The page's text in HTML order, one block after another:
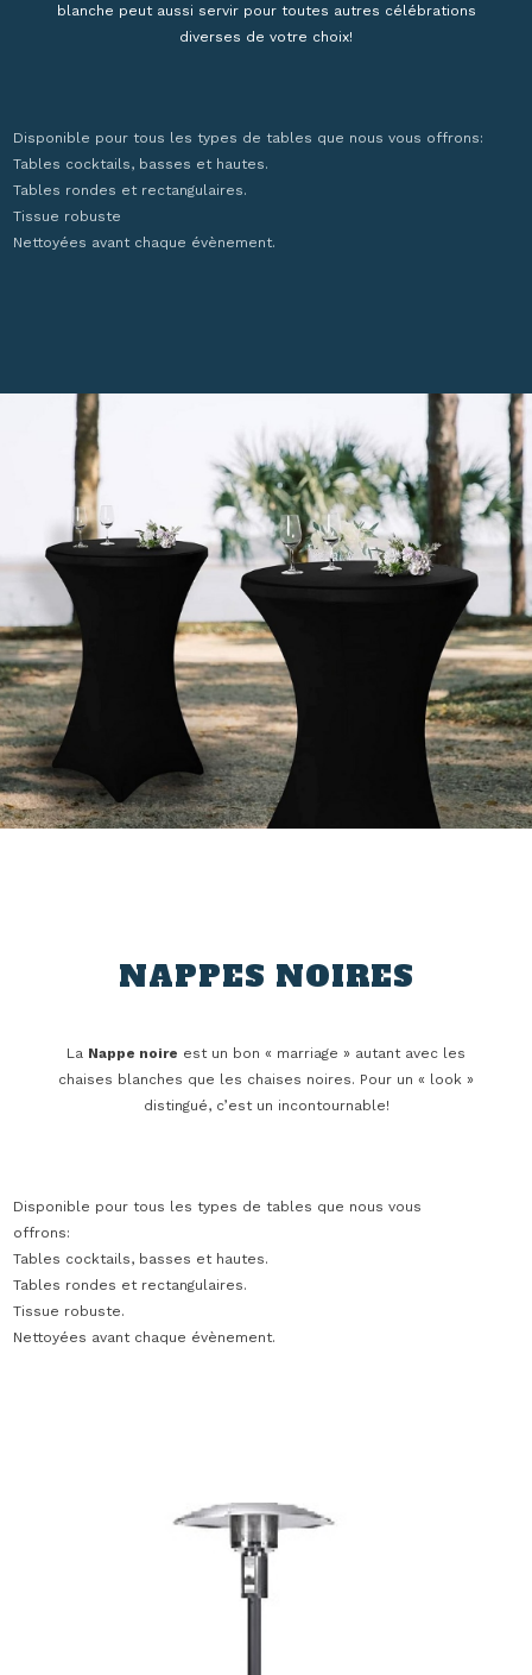
blanche peut aussi servir pour toutes autres célébrations
diverses de votre choix!
Disponible pour tous les types de tables que nous vous offrons:
Tables cocktails, basses et hautes.
Tables rondes et rectangulaires.
Tissue robuste
Nettoyées avant chaque évènement.
NAPPES NOIRES
La Nappe noire est un bon « marriage » autant avec les
chaises blanches que les chaises noires. Pour un « look »
distingué, c’est un incontournable!
Disponible pour tous les types de tables que nous vous
offrons:
Tables cocktails, basses et hautes.
Tables rondes et rectangulaires.
Tissue robuste.
Nettoyées avant chaque évènement.